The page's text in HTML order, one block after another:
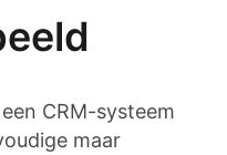
CRM-systeem
maar